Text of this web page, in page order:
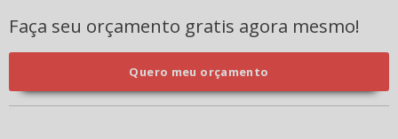
Faça seu orçamento gratis agora mesmo!
Quero meu orçamento